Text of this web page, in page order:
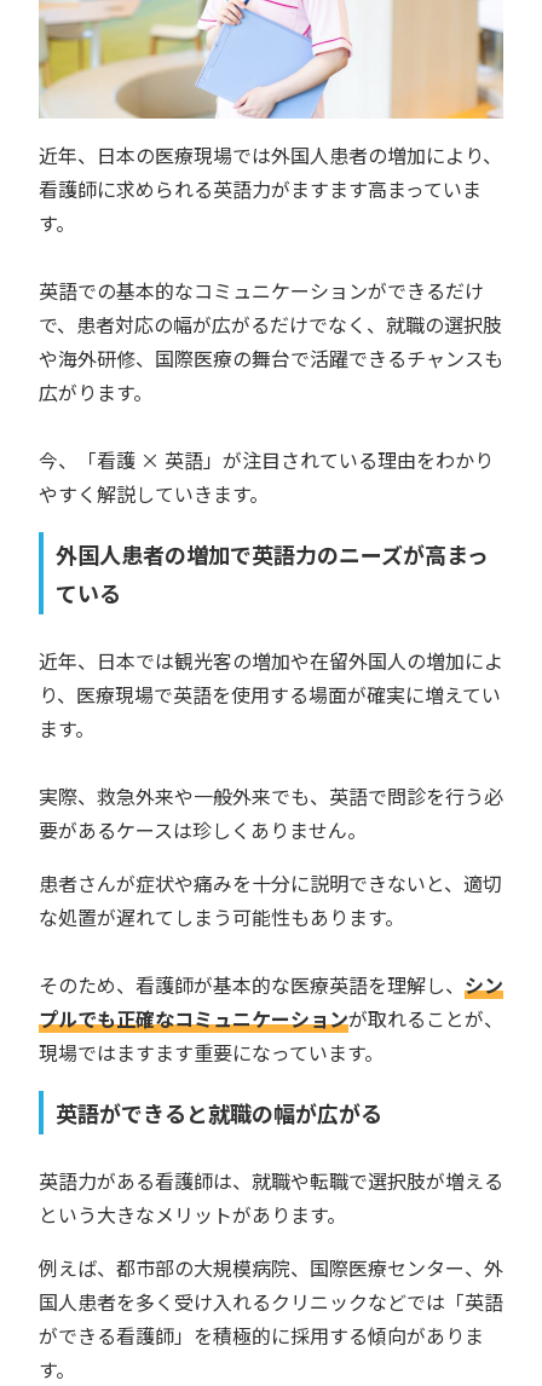
近年、日本の医療現場では外国人患者の増加により、
看護師に求められる英語力がますます高まっていま
す。
英語での基本的なコミュニケーションができるだけ
で、患者対応の幅が広がるだけでなく、就職の選択肢
や海外研修、国際医療の舞台で活躍できるチャンスも
広がります。
今、「看護 × 英語」が注目されている理由をわかり
やすく解説していきます。
外国人患者の増加で英語力のニーズが高まっ
ている
近年、日本では観光客の増加や在留外国人の増加によ
り、医療現場で英語を使用する場面が確実に増えてい
ます。
実際、救急外来や一般外来でも、英語で問診を行う必
要があるケースは珍しくありません。
患者さんが症状や痛みを十分に説明できないと、適切
な処置が遅れてしまう可能性もあります。
そのため、看護師が基本的な医療英語を理解し、 シン
プルでも正確なコミュニケーションが取れることが、
現場ではますます重要になっています。
英語ができると就職の幅が広がる
英語力がある看護師は、就職や転職で選択肢が増える
という大きなメリットがあります。
例えば、都市部の大規模病院、国際医療センター、外
国人患者を多く受け入れるクリニックなどでは「英語
ができる看護師」を積極的に採用する傾向がありま
す。